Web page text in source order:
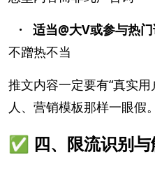
· 适当@大V或参与热
不蹭热不当
推文内容一定要有“真实
人、营销模板那样一眼假。
✅ 四、限流识别